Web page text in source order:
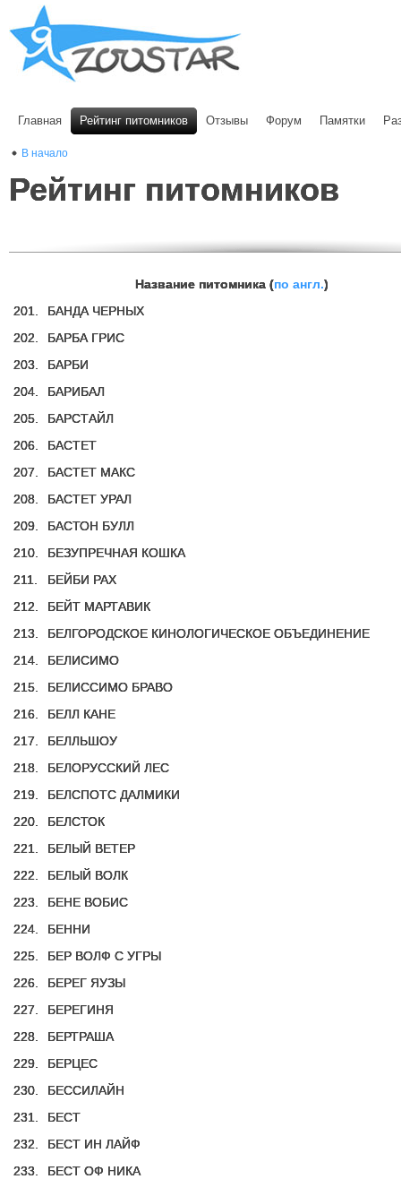
Главная Рейтинг питомников Отзывы Форум Памятки
В начало
Рейтинг питомников
Название питомника (по англ.)
201.
БАНДА ЧЕРНЫХ
202.
БАРБА ГРИС
203.
БАРБИ
204.
БАРИБАЛ
205.
БАРСТАЙЛ
206.
БАСТЕТ
207.
БАСТЕТ МАКС
208.
БАСТЕТ УРАЛ
209.
БАСТОН БУЛЛ
210.
БЕЗУПРЕЧНАЯ КОШКА
211.
БЕЙБИ РАХ
212.
БЕЙТ МАРТАВИК
213.
БЕЛГОРОДСКОЕ КИНОЛОГИЧЕСКОЕ ОБЪЕДИНЕНИЕ
214.
БЕЛИСИМО
215.
БЕЛИССИМО БРАВО
216.
БЕЛЛ КАНЕ
217.
БЕЛЛЬШОУ
218.
БЕЛОРУССКИЙ ЛЕС
219.
БЕЛСПОТС ДАЛМИКИ
220.
БЕЛСТОК
221.
БЕЛЫЙ ВЕТЕР
222.
БЕЛЫЙ ВОЛК
223.
БЕНЕ ВОБИС
224.
БЕННИ
225.
БЕР ВОЛФ С УГРЫ
226.
БЕРЕГ ЯУЗЫ
227.
БЕРЕГИНЯ
228.
БЕРТРАША
229.
БЕРЦЕС
230.
БЕССИЛАЙН
231.
БЕСТ
232.
БЕСТ ИН ЛАЙФ
233.
БЕСТ ОФ НИКА